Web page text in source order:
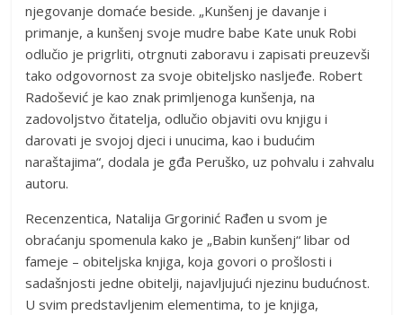
njegovanje domaće beside. „Kunšenj je davanje i
primanje, a kunšenj svoje mudre babe Kate unuk Robi
odlučio je prigrliti, otrgnuti zaboravu i zapisati preuzevši
tako odgovornost za svoje obiteljsko nasljeđe. Robert
Radošević je kao znak primljenoga kunšenja, na
zadovoljstvo čitatelja, odlučio objaviti ovu knjigu i
darovati je svojoj djeci i unucima, kao i budućim
naraštajima“, dodala je gđa Peruško, uz pohvalu i zahvalu
autoru.
Recenzentica, Natalija Grgorinić Rađen u svom je
obraćanju spomenula kako je „Babin kunšenj“ libar od
fameje – obiteljska knjiga, koja govori o prošlosti i
sadašnjosti jedne obitelji, najavljujući njezinu budućnost.
U svim predstavljenim elementima, to je knjiga,